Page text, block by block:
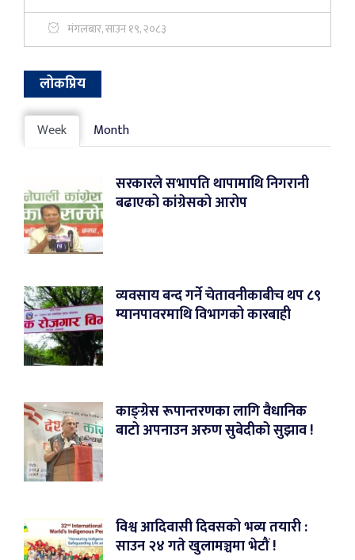
मंगलबार, साउन १९, २०८३
लोकप्रिय
Week Month
सरकारले सभापति थापामाथि निगरानी
बढाएको कांग्रेसको आरोप
व्यवसाय बन्द गर्ने चेतावनीकाबीच थप ८९
म्यानपावरमाथि विभागको कारबाही
काङ्ग्रेस रूपान्तरणका लागि वैधानिक
बाटो अपनाउन अरुण सुबेदीको सुझाव !
विश्व आदिवासी दिवसको भव्य तयारी :
साउन २४ गते खुलामञ्चमा भेटौं !